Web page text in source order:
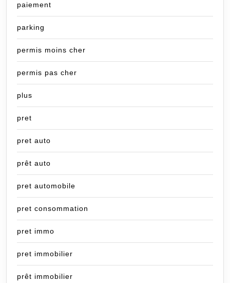
paiement
parking
permis moins cher
permis pas cher
plus
pret
pret auto
prêt auto
pret automobile
pret consommation
pret immo
pret immobilier
prêt immobilier